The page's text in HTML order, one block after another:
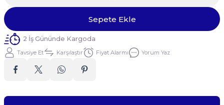
Sepete Ekle
2 İş Gününde Kargoda
Tavsiye Et Karşılaştır Fiyat Alarmı Yorum Yaz